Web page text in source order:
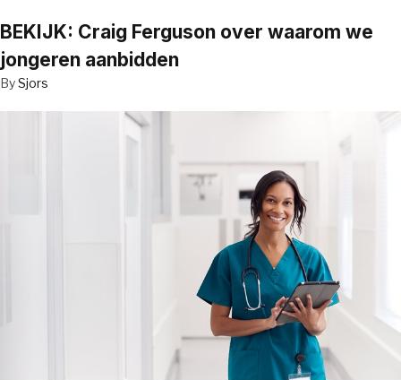
BEKIJK: Craig Ferguson over waarom we
jongeren aanbidden
BySjors